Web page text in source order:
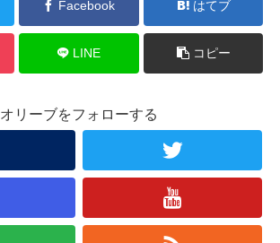
Facebook はてブ
LINE コピー
オリーブをフォローする